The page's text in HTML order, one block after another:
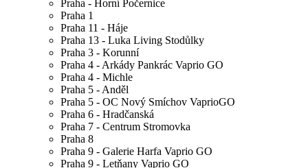
Praha - Horní Počernice
Praha 1
Praha 11 - Háje
Praha 13 - Luka Living Stodůlky
Praha 3 - Korunní
Praha 4 - Arkády Pankrác Vaprio GO
Praha 4 - Michle
Praha 5 - Anděl
Praha 5 - OC Nový Smíchov VaprioGO
Praha 6 - Hradčanská
Praha 7 - Centrum Stromovka
Praha 8
Praha 9 - Galerie Harfa Vaprio GO
Praha 9 - Letňany Vaprio GO